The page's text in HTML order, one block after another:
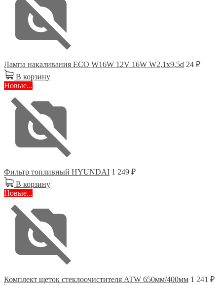
Лампа накаливания ECO W16W 12V 16W W2,1x9,5d 24 ₽
В корзину
Новые...
Фильтр топливный HYUNDAI 1 249 ₽
В корзину
Новые...
Комплект щеток стеклоочистителя ATW 650мм/400мм 1 241 ₽